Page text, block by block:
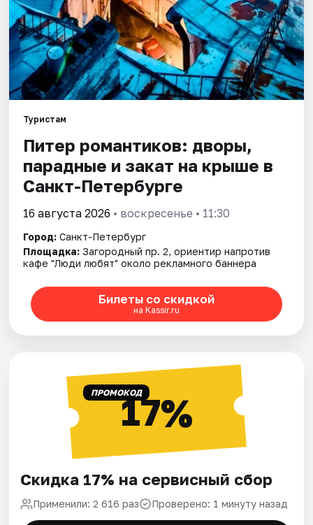
Туристам
Питер романтиков: дворы,
парадные и закат на крыше в
Санкт-Петербурге
16 августа 2026 • воскресенье • 11:30
Город: Санкт-Петербург
Площадка: Загородный пр. 2, ориентир напротив
кафе "Люди любят" около рекламного баннера
Билеты со скидкой
на Kassir.ru
ПРОМОКОД17%
Скидка 17% на сервисный сбор
Применили: 2 616 раз Проверено: 1 минуту назад